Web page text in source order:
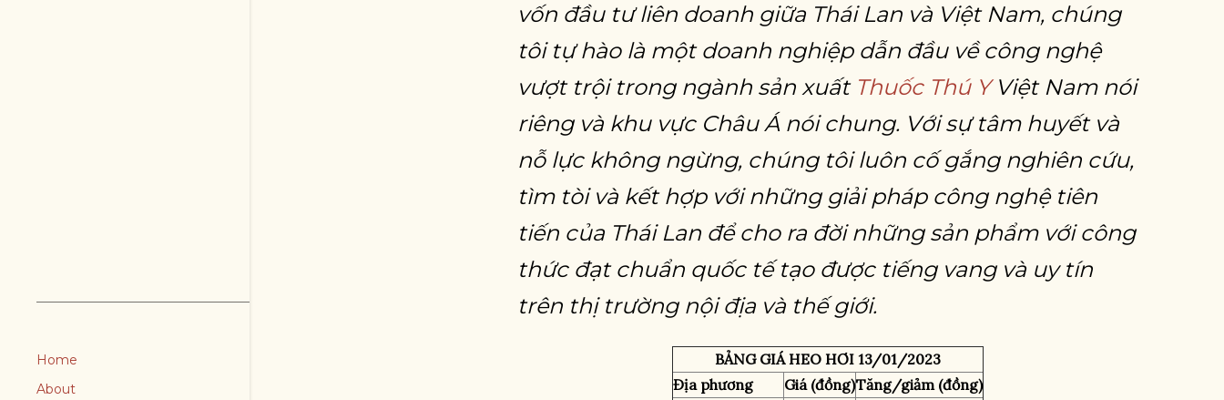
vốn đầu tư liên doanh giữa Thái Lan và Việt Nam, chúng
tôi tự hào là một doanh nghiệp dẫn đầu về công nghệ
vượt trội trong ngành sản xuất Thuốc Thú YViệt Nam nói
riêng và khu vực Châu Á nói chung. Với sự tâm huyết và
nỗ lực không ngừng, chúng tôi luôn cố gắng nghiên cứu,
tìm tòi và kết hợp với những giải pháp công nghệ tiên
tiến của Thái Lan để cho ra đời những sản phẩm với công
thức đạt chuẩn quốc tế tạo được tiếng vang và uy tín
trên thị trường nội địa và thế giới.
BẢNG GIÁ HEO HƠI 13/01/2023
Địa phương
Giá (đồng)Tăng/giảm (đồng)
Home
About